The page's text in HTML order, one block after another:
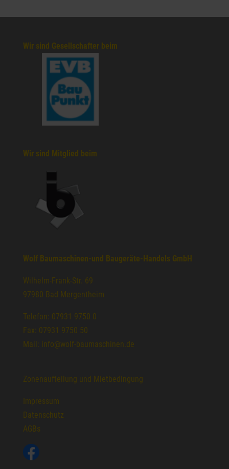
Wir sind Gesellschafter beim
Wir sind Mitglied beim
Wolf Baumaschinen-und Baugeräte-Handels GmbH
Wilhelm-Frank-Str. 69
97980 Bad Mergentheim
Telefon: 07931 9750 0
Fax: 07931 9750 50
Mail: info@wolf-baumaschinen.de
Zonenaufteilung und Mietbedingung
Impressum
Datenschutz
AGBs